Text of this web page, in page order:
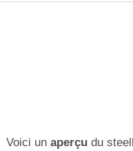
Voici un aperçu du